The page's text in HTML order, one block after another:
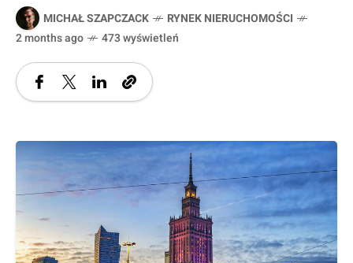
MICHAŁ SZAPCZACK
RYNEK NIERUCHOMOŚCI
2 months ago
473 wyświetleń